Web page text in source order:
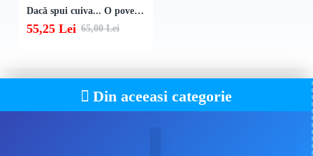
cunoscut."
Publishers Weekly
People Magazine
Dacă spui cuiva... O poveste adevărată despre crimă, secrete de familie și unitatea de nezdruncinat a unor copii
55,25 Lei 65,00 Lei
Din aceeasi categorie